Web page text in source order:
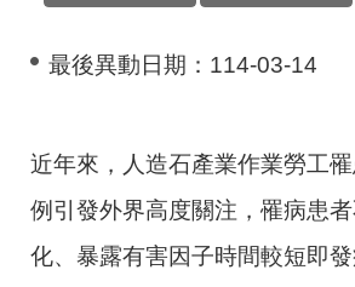
最後異動日期： 114-03-14
近年來，人造石產業作業勞工
例引發外界高度關注，罹病患
化、暴露有害因子時間較短即